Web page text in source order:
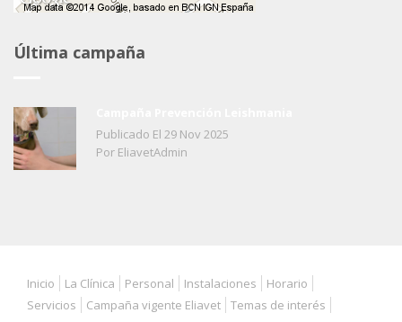
Última campaña
Publicado El 29 Nov 2025
Por EliavetAdmin
Inicio La Clínica Personal Instalaciones
Horario
Servicios
Campaña vigente Eliavet
Temas de interés